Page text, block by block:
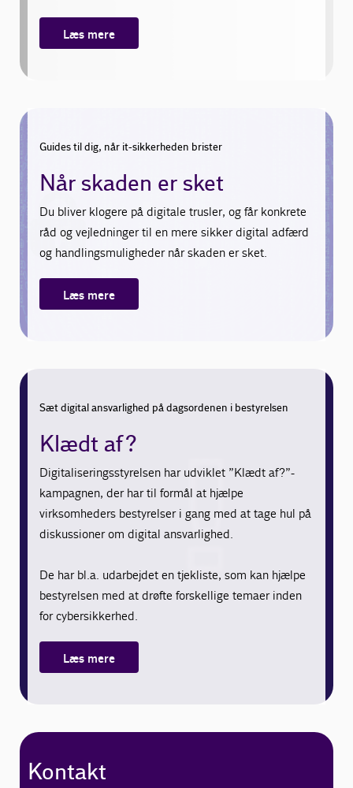
Læs mere
Guides til dig, når it-sikkerheden brister
Når skaden er sket
Du bliver klogere på digitale trusler, og får konkrete
råd og vejledninger til en mere sikker digital adfærd
og handlingsmuligheder når skaden er sket.
Læs mere
Sæt digital ansvarlighed på dagsordenen i bestyrelsen
Klædt af?
Digitaliseringsstyrelsen har udviklet ”Klædt af?”-
kampagnen, der har til formål at hjælpe
virksomheders bestyrelser i gang med at tage hul på
diskussioner om digital ansvarlighed.
De har bl.a. udarbejdet en tjekliste, som kan hjælpe
bestyrelsen med at drøfte forskellige temaer inden
for cybersikkerhed.
Læs mere
Kontakt